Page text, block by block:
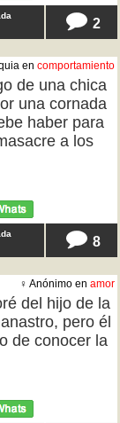
2
en comportamiento
de una chica
una cornada
haber para
a los
8
♀ Anónimo en amor
del hijo de la
pero él
de conocer la